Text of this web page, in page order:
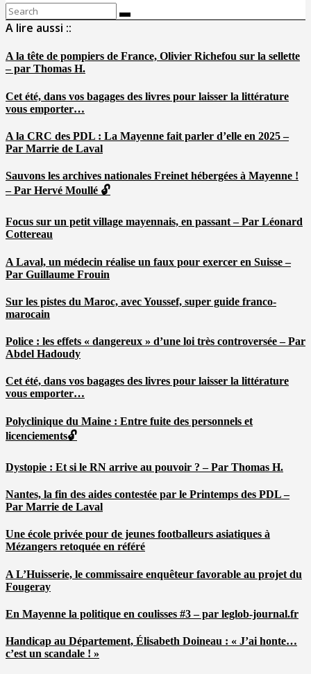
Search
for:
A lire aussi ::
A la tête de pompiers de France, Olivier Richefou sur la sellette
– par Thomas H.
Cet été, dans vos bagages des livres pour laisser la littérature
vous emporter…
A la CRC des PDL : La Mayenne fait parler d’elle en 2025 –
Par Marrie de Laval
Sauvons les archives nationales Freinet hébergées à Mayenne !
– Par Hervé Moullé 🔓
Focus sur un petit village mayennais, en passant – Par Léonard
Cottereau
A Laval, un médecin réalise un faux pour exercer en Suisse –
Par Guillaume Frouin
Sur les pistes du Maroc, avec Youssef, super guide franco-
marocain
Police : les effets « dangereux » d’une loi très controversée – Par
Abdel Hadoudy
Cet été, dans vos bagages des livres pour laisser la littérature
vous emporter…
Polyclinique du Maine : Entre fuite des personnels et
licenciements🔓
Dystopie : Et si le RN arrive au pouvoir ? – Par Thomas H.
Nantes, la fin des aides contestée par le Printemps des PDL –
Par Marrie de Laval
Une école privée pour de jeunes footballeurs asiatiques à
Mézangers retoquée en référé
A L’Huisserie, le commissaire enquêteur favorable au projet du
Fougeray
En Mayenne la politique en coulisses #3 – par leglob-journal.fr
Handicap au Département, Élisabeth Doineau : « J’ai honte…
c’est un scandale ! »